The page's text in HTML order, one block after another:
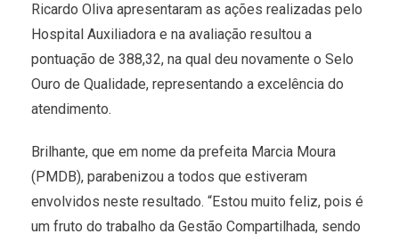
Ricardo Oliva apresentaram as ações realizadas pelo
Hospital Auxiliadora e na avaliação resultou a
pontuação de 388,32, na qual deu novamente o Selo
Ouro de Qualidade, representando a excelência do
atendimento.
Brilhante, que em nome da prefeita Marcia Moura
(PMDB), parabenizou a todos que estiveram
envolvidos neste resultado. “Estou muito feliz, pois é
um fruto do trabalho da Gestão Compartilhada, sendo